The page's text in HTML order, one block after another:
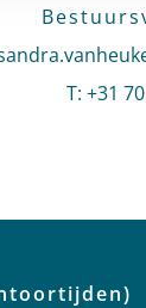
een e-
T:Bel
+31